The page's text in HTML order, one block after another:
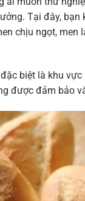
Tại đây, bạn
chịu ngọt,
biệt là khu vực
được đảm bảo